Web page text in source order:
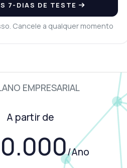
7-DIAS DE TESTE
Cancele a qualquer momento
EMPRESARIAL
A partir de
/Ano